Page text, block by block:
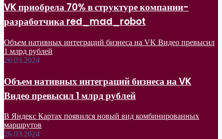
VK приобрела 70% в структуре компании-
разработчика red_mad_robot
Объем нативных интеграций бизнеса на VK Видео превысил
1 млрд рублей
26.03.2024
Объем нативных интеграций бизнеса на VK
Видео превысил 1 млрд рублей
В Яндекс Картах появился новый вид комбинированных
маршрутов
26.03.2024